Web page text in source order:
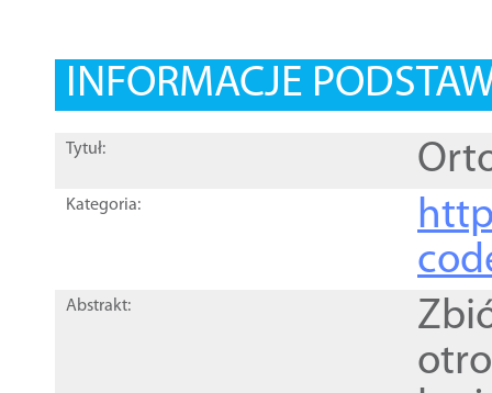
INFORMACJE
Tytuł:
Kategoria:
Abstrakt: